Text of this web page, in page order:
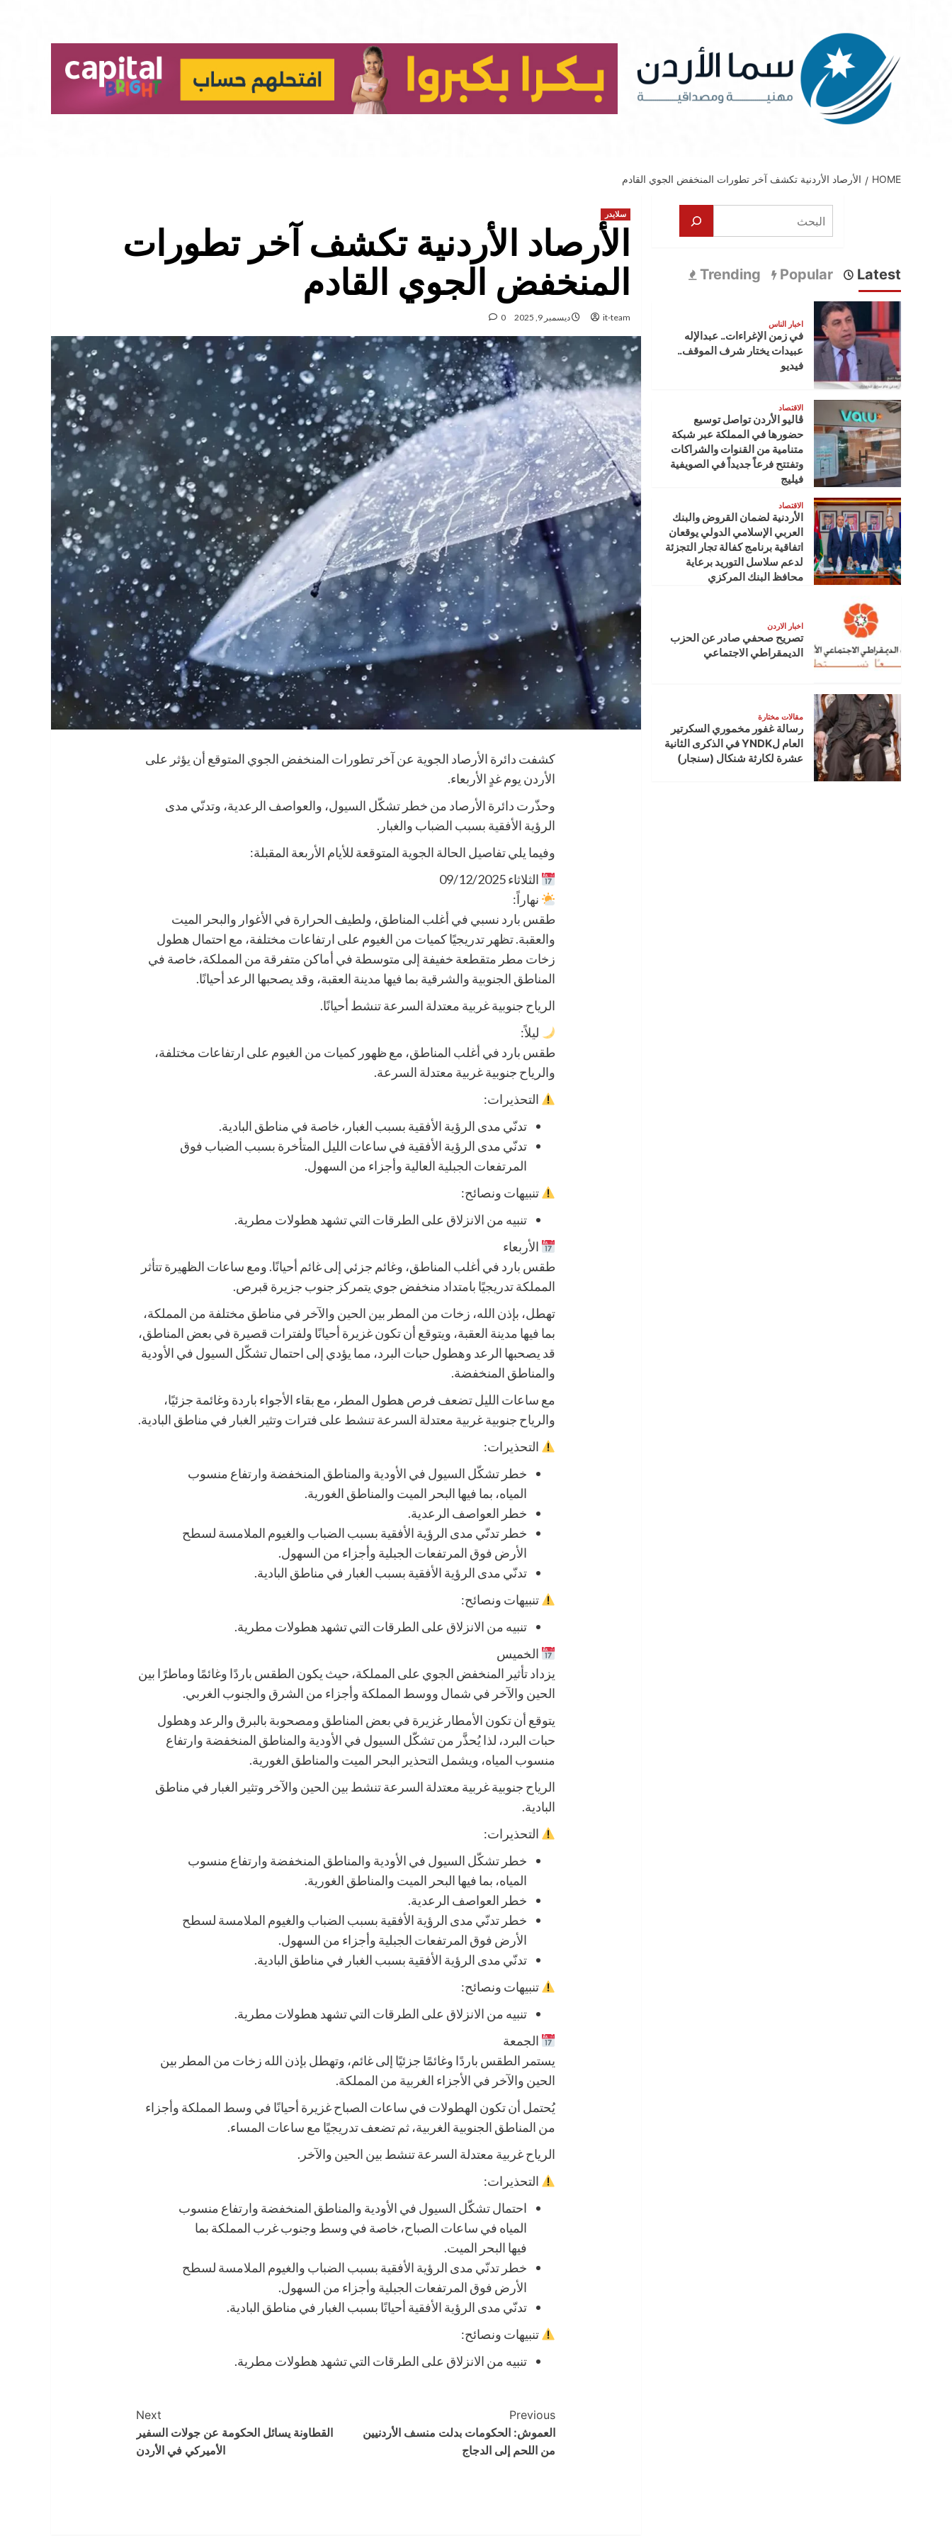
HOME الأرصاد الأردنية تكشف آخر تطورات المنخفض الجوي القادم
سلايدر
الأرصاد الأردنية تكشف آخر تطورات
المنخفض الجوي القادم
it-team ديسمبر 9, 2025 0
كشفت دائرة الأرصاد الجوية عن آخر تطورات المنخفض الجوي المتوقع أن يؤثر على
الأردن يوم غدٍ الأربعاء.
وحذّرت دائرة الأرصاد من خطر تشكّل السيول، والعواصف الرعدية، وتدنّي مدى
الرؤية الأفقية بسبب الضباب والغبار.
وفيما يلي تفاصيل الحالة الجوية المتوقعة للأيام الأربعة المقبلة:
الثلاثاء 09/12/2025
نهاراً:
طقس بارد نسبي في أغلب المناطق، ولطيف الحرارة في الأغوار والبحر الميت
والعقبة. تظهر تدريجيًا كميات من الغيوم على ارتفاعات مختلفة، مع احتمال هطول
زخات مطر متقطعة خفيفة إلى متوسطة في أماكن متفرقة من المملكة، خاصة في
المناطق الجنوبية والشرقية بما فيها مدينة العقبة، وقد يصحبها الرعد أحيانًا.
الرياح جنوبية غربية معتدلة السرعة تنشط أحيانًا.
ليلاً:
طقس بارد في أغلب المناطق، مع ظهور كميات من الغيوم على ارتفاعات مختلفة،
والرياح جنوبية غربية معتدلة السرعة.
التحذيرات:
تدنّي مدى الرؤية الأفقية بسبب الغبار، خاصة في مناطق البادية.
تدنّي مدى الرؤية الأفقية في ساعات الليل المتأخرة بسبب الضباب فوق
المرتفعات الجبلية العالية وأجزاء من السهول.
تنبيهات ونصائح:
تنبيه من الانزلاق على الطرقات التي تشهد هطولات مطرية.
الأربعاء
طقس بارد في أغلب المناطق، وغائم جزئي إلى غائم أحيانًا. ومع ساعات الظهيرة تتأثر
المملكة تدريجيًا بامتداد منخفض جوي يتمركز جنوب جزيرة قبرص.
تهطل، بإذن الله، زخات من المطر بين الحين والآخر في مناطق مختلفة من المملكة،
بما فيها مدينة العقبة، ويتوقع أن تكون غزيرة أحيانًا ولفترات قصيرة في بعض المناطق،
قد يصحبها الرعد وهطول حبات البرد، مما يؤدي إلى احتمال تشكّل السيول في الأودية
والمناطق المنخفضة.
مع ساعات الليل تضعف فرص هطول المطر، مع بقاء الأجواء باردة وغائمة جزئيًا،
والرياح جنوبية غربية معتدلة السرعة تنشط على فترات وتثير الغبار في مناطق البادية.
التحذيرات:
خطر تشكّل السيول في الأودية والمناطق المنخفضة وارتفاع منسوب
المياه، بما فيها البحر الميت والمناطق الغورية.
خطر العواصف الرعدية.
خطر تدنّي مدى الرؤية الأفقية بسبب الضباب والغيوم الملامسة لسطح
الأرض فوق المرتفعات الجبلية وأجزاء من السهول.
تدنّي مدى الرؤية الأفقية بسبب الغبار في مناطق البادية.
تنبيهات ونصائح:
تنبيه من الانزلاق على الطرقات التي تشهد هطولات مطرية.
الخميس
يزداد تأثير المنخفض الجوي على المملكة، حيث يكون الطقس باردًا وغائمًا وماطرًا بين
الحين والآخر في شمال ووسط المملكة وأجزاء من الشرق والجنوب الغربي.
يتوقع أن تكون الأمطار غزيرة في بعض المناطق ومصحوبة بالبرق والرعد وهطول
حبات البرد، لذا يُحذَّر من تشكّل السيول في الأودية والمناطق المنخفضة وارتفاع
منسوب المياه، ويشمل التحذير البحر الميت والمناطق الغورية.
الرياح جنوبية غربية معتدلة السرعة تنشط بين الحين والآخر وتثير الغبار في مناطق
البادية.
التحذيرات:
خطر تشكّل السيول في الأودية والمناطق المنخفضة وارتفاع منسوب
المياه، بما فيها البحر الميت والمناطق الغورية.
خطر العواصف الرعدية.
خطر تدنّي مدى الرؤية الأفقية بسبب الضباب والغيوم الملامسة لسطح
الأرض فوق المرتفعات الجبلية وأجزاء من السهول.
تدنّي مدى الرؤية الأفقية بسبب الغبار في مناطق البادية.
تنبيهات ونصائح:
تنبيه من الانزلاق على الطرقات التي تشهد هطولات مطرية.
الجمعة
يستمر الطقس باردًا وغائمًا جزئيًا إلى غائم، وتهطل بإذن الله زخات من المطر بين
الحين والآخر في الأجزاء الغربية من المملكة.
يُحتمل أن تكون الهطولات في ساعات الصباح غزيرة أحيانًا في وسط المملكة وأجزاء
من المناطق الجنوبية الغربية، ثم تضعف تدريجيًا مع ساعات المساء.
الرياح غربية معتدلة السرعة تنشط بين الحين والآخر.
التحذيرات:
احتمال تشكّل السيول في الأودية والمناطق المنخفضة وارتفاع منسوب
المياه في ساعات الصباح، خاصة في وسط وجنوب غرب المملكة بما
فيها البحر الميت.
خطر تدنّي مدى الرؤية الأفقية بسبب الضباب والغيوم الملامسة لسطح
الأرض فوق المرتفعات الجبلية وأجزاء من السهول.
تدنّي مدى الرؤية الأفقية أحيانًا بسبب الغبار في مناطق البادية.
تنبيهات ونصائح:
تنبيه من الانزلاق على الطرقات التي تشهد هطولات مطرية.
Post
Navigation
Previous
العموش: الحكومات بدلت منسف الأردنيين
من اللحم إلى الدجاج
Next
القطاونة يسائل الحكومة عن جولات السفير
الأميركي في الأردن
البحث
Latest
Popular
Trending
اخبار الناس
في زمن الإغراءات.. عبدالإله
عبيدات يختار شرف الموقف..
فيديو
الاقتصاد
ڤاليو الأردن تواصل توسيع
حضورها في المملكة عبر شبكة
متنامية من القنوات والشراكات
وتفتتح فرعاً جديداً في الصويفية
فيليج
الاقتصاد
الأردنية لضمان القروض والبنك
العربي الإسلامي الدولي يوقعان
اتفاقية برنامج كفالة تجار التجزئة
لدعم سلاسل التوريد برعاية
محافظ البنك المركزي
اخبار الاردن
تصريح صحفي صادر عن الحزب
الديمقراطي الاجتماعي
مقالات مختارة
رسالة غفور مخموري السكرتير
العام لYNDK في الذكرى الثانية
عشرة لكارثة شنكال (سنجار)